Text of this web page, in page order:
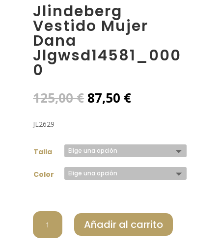
Jlindeberg
Vestido Mujer
Dana
Jlgwsd14581_000
0
125,00€ El
precio
125,00 €.
87,50 €El
87,50 €.
JL2629 –
Talla
Color
JLINDEBERG
VESTIDO
MUJER
Añadir al carrito